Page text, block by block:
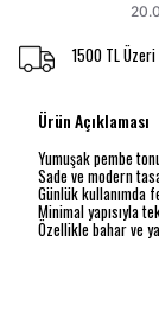
1500 TL
Ürün Açıklaması
Yumuşak pembe
Sade ve modern
Günlük
Minimal yapısıyla
Özellikle bahar ve